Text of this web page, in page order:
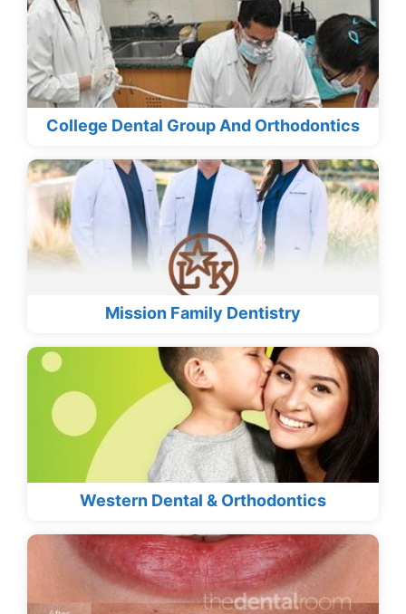
College Dental Group And Orthodontics
Mission Family Dentistry
Western Dental & Orthodontics